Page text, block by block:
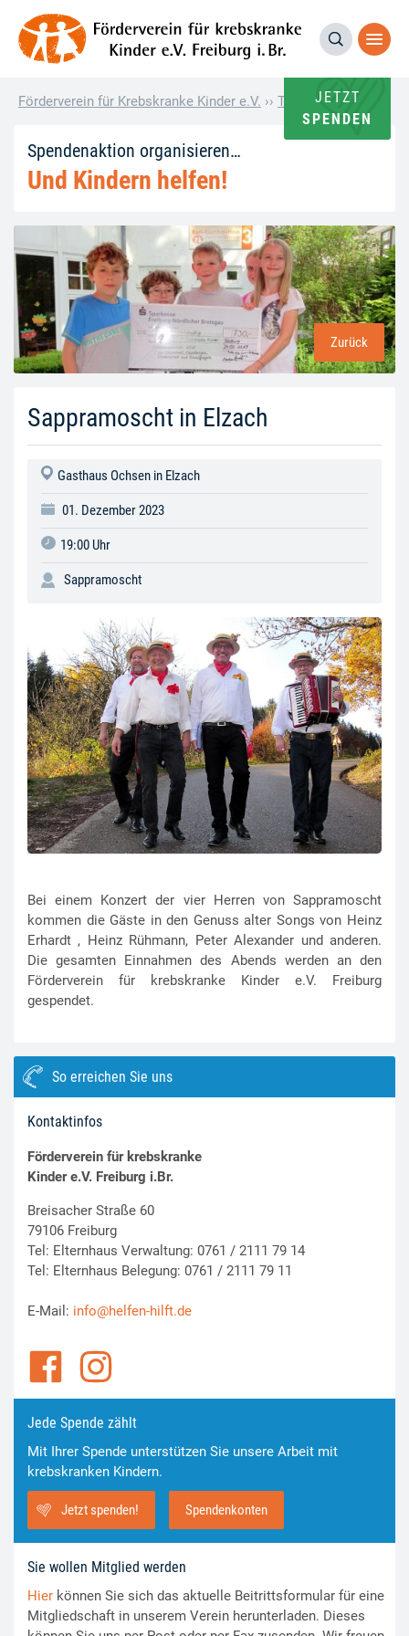
JETZT
SPENDEN
Förderverein für Krebskranke Kinder e.V. ›› Termin ››
Spendenaktion organisieren…
Und Kindern helfen!
Sappramoscht in Elzach
Zurück
Gasthaus Ochsen in Elzach
01. Dezember 2023
19:00 Uhr
Sappramoscht
Bei einem Konzert der vier Herren von Sappramoscht
kommen die Gäste in den Genuss alter Songs von Heinz
Erhardt , Heinz Rühmann, Peter Alexander und anderen.
Die gesamten Einnahmen des Abends werden an den
Förderverein für krebskranke Kinder e.V. Freiburg
gespendet.
So erreichen Sie uns
Kontaktinfos
Förderverein für krebskranke
Kinder e.V. Freiburg i.Br.
Breisacher Straße 60
79106 Freiburg
Tel: Elternhaus Verwaltung: 0761 / 2111 79 14
Tel: Elternhaus Belegung: 0761 / 2111 79 11
E-Mail: info@helfen-hilft.de
Jede Spende zählt
Mit Ihrer Spende unterstützen Sie unsere Arbeit mit
krebskranken Kindern.
Jetzt spenden! Spendenkonten
Sie wollen Mitglied werden
Hier können Sie sich das aktuelle Beitrittsformular für eine
Mitgliedschaft in unserem Verein herunterladen. Dieses